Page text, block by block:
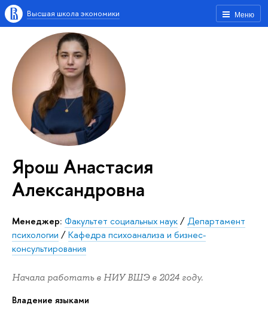
Меню
Высшая школа экономики
Ярош Анастасия
Александровна
Менеджер: Факультет социальных наук/Департамент
психологии /Кафедра психоанализа и бизнес-
консультирования
Начала работать в НИУ ВШЭ в 2024 году.
Владение языками